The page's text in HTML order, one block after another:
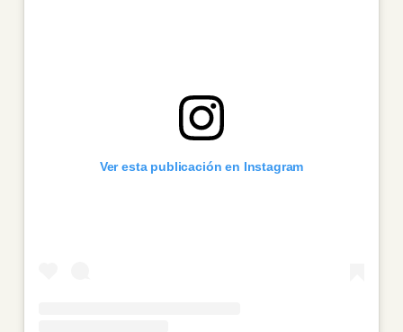
Ver esta publicación en Instagram